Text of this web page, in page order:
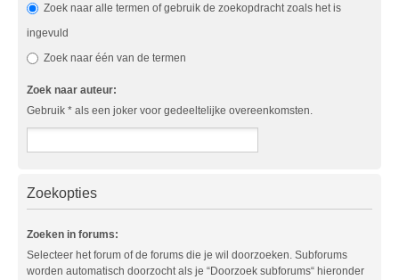
Zoek naar alle termen of gebruik de zoekopdracht zoals het is
ingevuld
Zoek naar één van de termen
Zoek naar auteur:
Gebruik * als een joker voor gedeeltelijke overeenkomsten.
Zoekopties
Zoeken in forums:
Selecteer het forum of de forums die je wil doorzoeken. Subforums
worden automatisch doorzocht als je “Doorzoek subforums“ hieronder